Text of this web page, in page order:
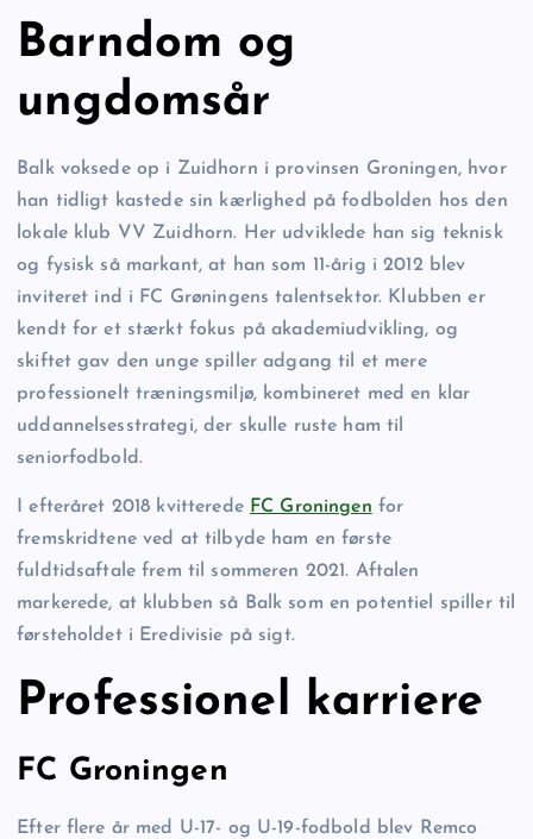
Barndom og
ungdomsår
Balk voksede op i Zuidhorn i provinsen Groningen, hvor
han tidligt kastede sin kærlighed på fodbolden hos den
lokale klub VV Zuidhorn. Her udviklede han sig teknisk
og fysisk så markant, at han som 11-årig i 2012 blev
inviteret ind i FC Grøningens talentsektor. Klubben er
kendt for et stærkt fokus på akademiudvikling, og
skiftet gav den unge spiller adgang til et mere
professionelt træningsmiljø, kombineret med en klar
uddannelsesstrategi, der skulle ruste ham til
seniorfodbold.
I efteråret 2018 kvitterede FC Groningen for
fremskridtene ved at tilbyde ham en første
fuldtidsaftale frem til sommeren 2021. Aftalen
markerede, at klubben så Balk som en potentiel spiller til
førsteholdet i Eredivisie på sigt.
Professionel karriere
FC Groningen
Efter flere år med U-17- og U-19-fodbold blev Remco